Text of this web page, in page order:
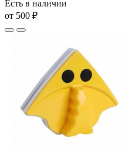
Есть в наличии
от 500 ₽